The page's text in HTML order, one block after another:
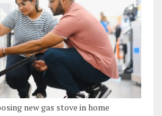
new gas stove in home